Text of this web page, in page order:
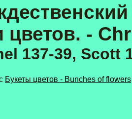
цветов. -
137-39, Scott
Букеты цветов - Bunches of flowers